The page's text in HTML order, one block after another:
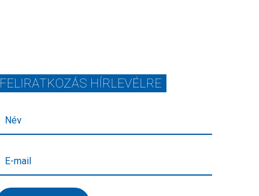
FELIRATKOZÁS HÍRLEVÉLRE